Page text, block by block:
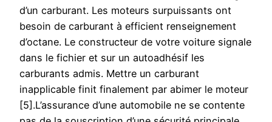
d’un carburant. Les moteurs surpuissants ont
besoin de carburant à efficient renseignement
d’octane. Le constructeur de votre voiture signale
dans le fichier et sur un autoadhésif les
carburants admis. Mettre un carburant
inapplicable finit finalement par abimer le moteur
[5].L’assurance d’une automobile ne se contente